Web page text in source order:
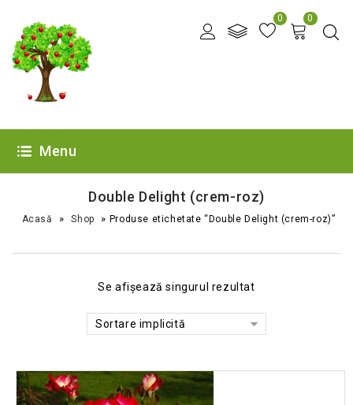
0 0
Menu
Double Delight (crem-roz)
Acasă » Shop » Produse etichetate “Double Delight (crem-roz)”
Se afișează singurul rezultat
Sortare implicită